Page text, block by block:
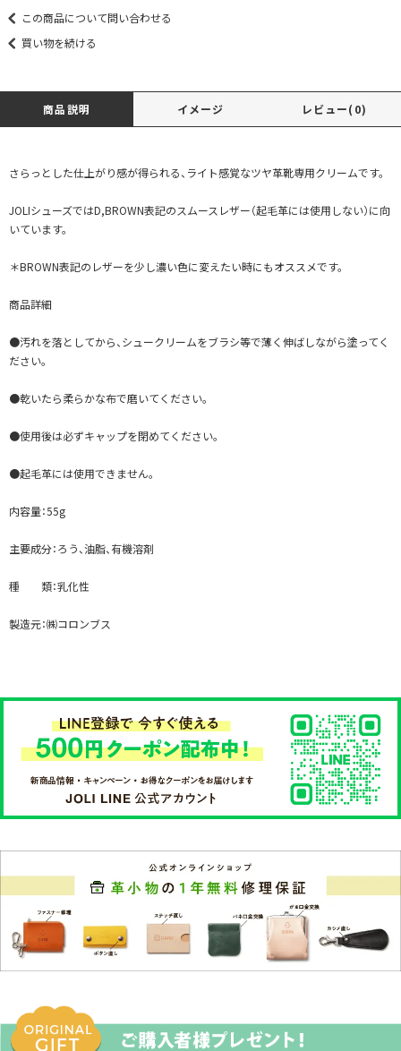
この商品について問い合わせる
買い物を続ける
商品説明 イメージ レビュー(0)
さらっとした仕上がり感が得られる、ライト感覚なツヤ革靴専用クリームです。
JOLIシューズではD,BROWN表記のスムースレザー（起毛革には使用しない）に向
いています。
＊BROWN表記のレザーを少し濃い色に変えたい時にもオススメです。
商品詳細
●汚れを落としてから、シュークリームをブラシ等で薄く伸ばしながら塗ってく
ださい。
●乾いたら柔らかな布で磨いてください。
●使用後は必ずキャップを閉めてください。
●起毛革には使用できません。
内容量：55g
主要成分：ろう、油脂、有機溶剤
種 類：乳化性
製造元：㈱コロンブス